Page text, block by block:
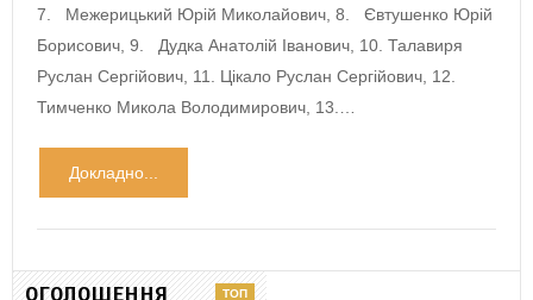
7. Межерицький Юрій Миколайович, 8. Євтушенко Юрій
Борисович, 9. Дудка Анатолій Іванович, 10. Талавиря
Руслан Сергійович, 11. Цікало Руслан Сергійович, 12.
Тимченко Микола Володимирович, 13.…
Докладно...
ОГОЛОШЕННЯ